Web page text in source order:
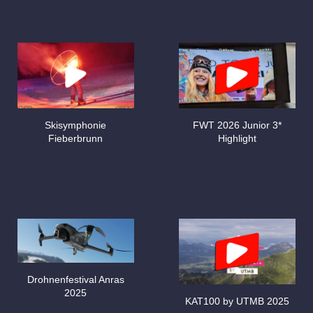
Skisymphonie
Fieberbrunn
FWT 2026 Junior 3*
Highlight
Drohnenfestival Anras
2025
KAT100 by UTMB 2025